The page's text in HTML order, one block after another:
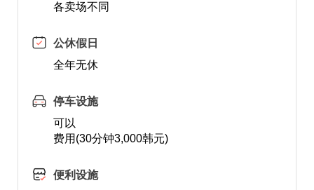
各卖场不同
公休假日
全年无休
停车设施
可以
费用(30分钟3,000韩元)
便利设施